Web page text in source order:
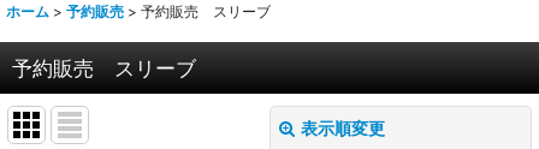
ホーム > 予約販売 > 予約販売 スリーブ
予約販売 スリーブ
表示順変更